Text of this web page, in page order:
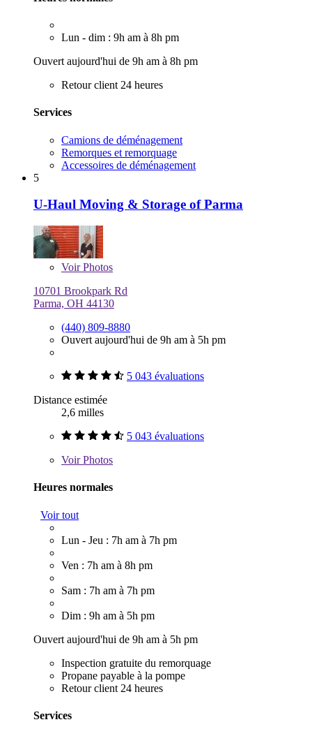
Lun - dim : 9h am à 8h pm
Ouvert aujourd'hui de 9h am à 8h pm
Retour client 24 heures
Services
Camions de déménagement
Remorques et remorquage
Accessoires de déménagement
5
U-Haul Moving & Storage of Parma
VoirPhotos
10701 Brookpark Rd
Parma, OH 44130
(440) 809-8880
Ouvert aujourd'hui de 9h am à 5h pm
5 043 évaluations
Distance estimée
2,6 milles
5 043 évaluations
VoirPhotos
Heures normales
Voir tout
Lun - Jeu : 7h am à 7h pm
Ven : 7h am à 8h pm
Sam : 7h am à 7h pm
Dim : 9h am à 5h pm
Ouvert aujourd'hui de 9h am à 5h pm
Inspection gratuite du remorquage
Propane payable à la pompe
Retour client 24 heures
Services